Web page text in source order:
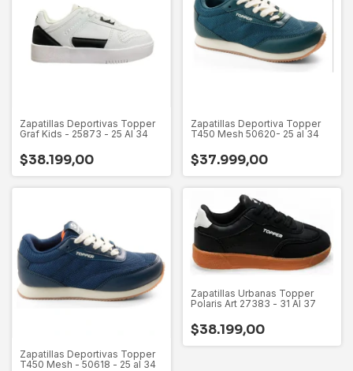
Zapatillas Deportivas Topper
Graf Kids - 25873 - 25 Al 34
$38.199,00
Zapatillas Deportiva Topper
T450 Mesh 50620- 25 al 34
$37.999,00
Zapatillas Deportivas Topper
T450 Mesh - 50618 - 25 al 34
Zapatillas Urbanas Topper
Polaris Art 27383 - 31 Al 37
$38.199,00